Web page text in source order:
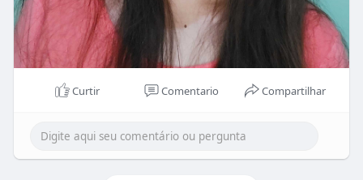
Curtir Comentario Compartilhar